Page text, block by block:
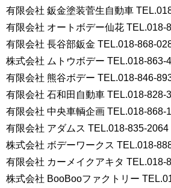
有限会社 鈑金塗装菅生自動車
有限会社 オートボデー仙花 TEL.018-
有限会社 長谷部鈑金 TEL.018-868-
株式会社 ムトウボデー TEL.018-863-
有限会社 熊谷ボデー TEL.018-846-
有限会社 石和田自動車 TEL.018-828-
有限会社 中央車輌企画 TEL.018-868-
有限会社 アダムス TEL.018-835-2064
株式会社 ボデーワークス TEL.018-
有限会社 カーメイクアキタ TEL.018-
株式会社 BooBooファクトリー